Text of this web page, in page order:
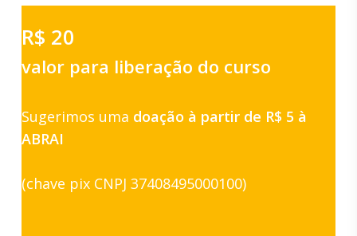
R$ 20
valor para liberação do curso
Sugerimos uma doação à partir de R$ 5 à
ABRAI
(chave pix CNPJ 37408495000100)